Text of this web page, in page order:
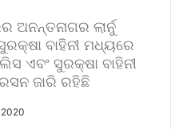
ଅନନ୍ତନାଗର ଲାର୍ନୁ
ବାହିନୀ ମଧ୍ୟରେ
ଏବଂ ସୁରକ୍ଷା ବାହିନୀ
ଜାରି ରହିଛି